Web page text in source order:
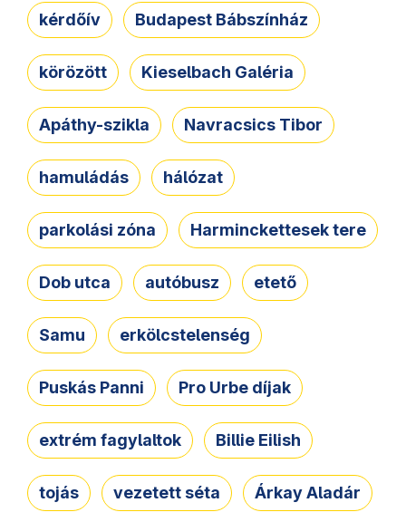
kérdőív Budapest Bábszínház
körözött Kieselbach Galéria
Apáthy-szikla Navracsics Tibor
hamuládás hálózat
parkolási zóna Harminckettesek tere
Dob utca autóbusz etető
Samu erkölcstelenség
Puskás Panni Pro Urbe díjak
extrém fagylaltok Billie Eilish
tojás vezetett séta Árkay Aladár